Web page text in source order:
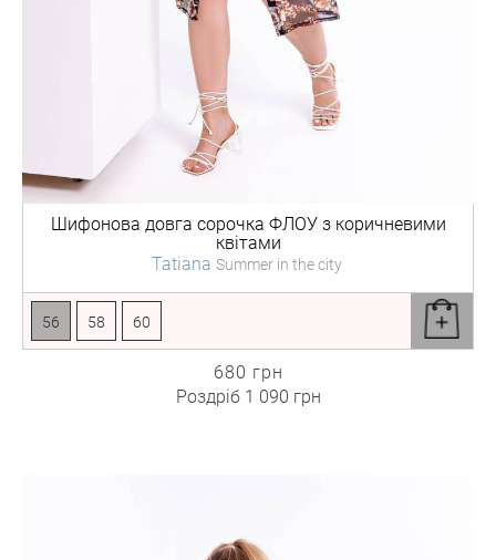
Шифонова довга сорочка ФЛОУ з коричневими
квітами
Tatiana Summer in the city
56 58 60
680 грн
Роздріб 1 090 грн